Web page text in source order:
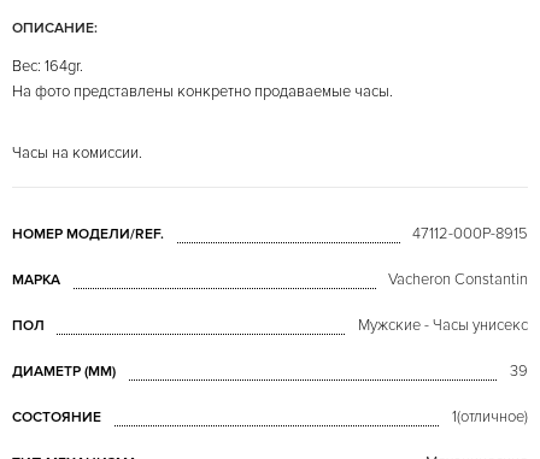
ОПИСАНИЕ:
Вес: 164gr.
На фото представлены конкретно продаваемые часы.
Часы на комиссии.
НОМЕР МОДЕЛИ/REF. 47112-000P-8915
МАРКА Vacheron Constantin
ПОЛ Мужские - Часы унисекс
ДИАМЕТР (MM) 39
СОСТОЯНИЕ 1(отличное)